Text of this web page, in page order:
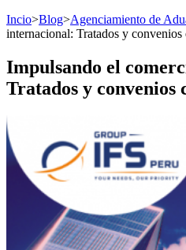
Incio>Blog>Agenciamiento de
internacional: Tratados y convenios
Impulsando el
Tratados y convenios